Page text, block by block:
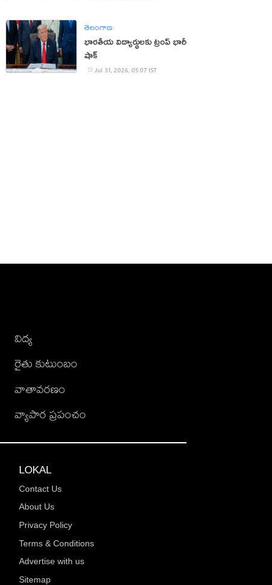
తెలంగాణ
భారతీయ విద్యార్థులకు ట్రంప్ భారీ
షాక్
Jul 31, 2026, 05:07 IST
విద్య
రైతు కుటుంబం
వాతావరణం
వ్యాపార ప్రపంచం
LOKAL
Contact Us
About Us
Privacy Policy
Terms & Conditions
Advertise with us
Sitemap